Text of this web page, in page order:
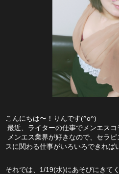
こんにちは〜！りんです(^o^)
最近、ライターの仕事でメンエス
スに関わる仕事がいろいろできれ
それでは、1/19(水)にあそびにきて